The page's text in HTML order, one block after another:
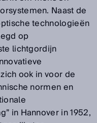
Naast de
technologieën
op
lichtgordijn
ook in voor de
normen en
in Hannover in 1952,